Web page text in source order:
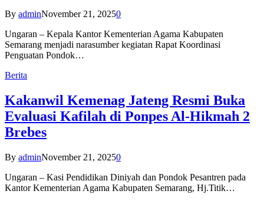
By adminNovember 21, 20250
Ungaran – Kepala Kantor Kementerian Agama Kabupaten
Semarang menjadi narasumber kegiatan Rapat Koordinasi
Penguatan Pondok…
Berita
Kakanwil Kemenag Jateng Resmi Buka
Evaluasi Kafilah di Ponpes Al-Hikmah 2
Brebes
By adminNovember 21, 20250
Ungaran – Kasi Pendidikan Diniyah dan Pondok Pesantren pada
Kantor Kementerian Agama Kabupaten Semarang, Hj.Titik…